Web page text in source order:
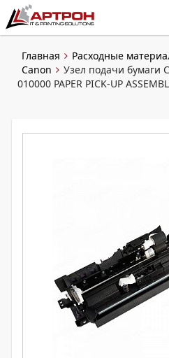
Главная Расходные
Canon
Узел подачи бумаги
010000 PAPER PICK-UP